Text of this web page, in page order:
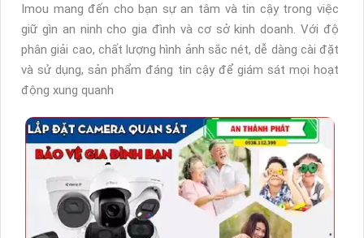
Imou mang đến cho bạn sự an tâm và tin cậy trong việc
giữ gìn an ninh cho gia đình và cơ sở kinh doanh. Với độ
phân giải cao, chất lượng hình ảnh sắc nét, dễ dàng cài đặt
và sử dụng, sản phẩm đáng tin cậy để giám sát mọi hoạt
động xung quanh